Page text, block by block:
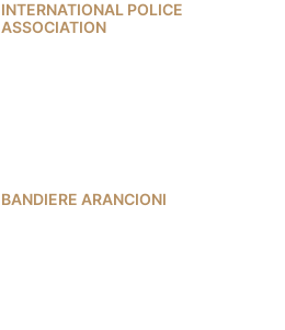
INTERNATIONAL POLICE
ASSOCIATION
BANDIERE ARANCIONI